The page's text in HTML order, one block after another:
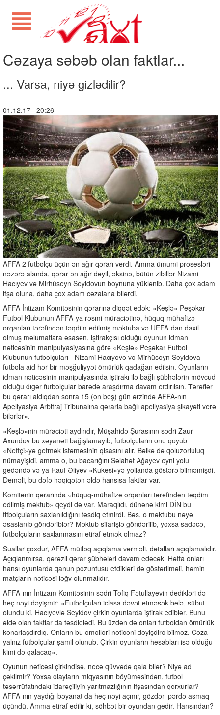
Cəzaya səbəb olan faktlar...
... Varsa, niyə gizlədilir?
01.12.17 20:26
AFFA 2 futbolçu üçün ən ağır qərarı verdi. Amma ümumi prosesləri
nəzərə alanda, qərar ən ağır deyil, əksinə, bütün zibillər Nizami
Hacıyev və Mirhüseyn Seyidovun boynuna yüklənib. Daha çox adam
ifşa oluna, daha çox adam cəzalana bilərdi.
AFFA İntizam Komitəsinin qərarına diqqət edək: «Keşlə» Peşəkar
Futbol Klubunun AFFA-ya rəsmi müraciətinə, hüquq-mühafizə
orqanları tərəfindən təqdim edilmiş məktuba və UEFA-dan daxil
olmuş məlumatlara əsasən, iştirakçısı olduğu oyunun idman
nəticəsinin manipulyasiyasına görə «Keşlə» Peşəkar Futbol
Klubunun futbolçuları - Nizami Hacıyevə və Mirhüseyn Seyidova
futbola aid hər bir məşğuliyyət ömürlük qadağan edilsin. Oyunların
idman nəticəsinin manipulyasında iştirakı ilə bağlı şübhələrin mövcud
olduğu digər futbolçular barədə araşdırma davam etdirilsin. Tərəflər
bu qərarı aldıqdan sonra 15 (on beş) gün ərzində AFFA-nın
Apellyasiya Arbitraj Tribunalına qərarla bağlı apellyasiya şikayəti verə
bilərlər».
«Keşlə»nin müraciəti aydındır, Müşahidə Şurasının sədri Zaur
Axundov bu xəyanəti bağışlamayıb, futbolçuların onu qoyub
«Neftçi»yə getmək istəməsinin qisasını alır. Bəlkə də qoluzorluluq
nümayişidi, amma o, bu bacarığını Səlahət Ağayev eyni yolu
gedəndə və ya Rauf Əliyev «Kukesi»yə yollanda göstərə bilməmişdi.
Deməli, bu dəfə həqiqətən əldə hansısa faktlar var.
Komitənin qərarında «hüquq-mühafizə orqanları tərəfindən təqdim
edilmiş məktub» qeydi də var. Maraqlıdı, dünənə kimi DİN bu
fitbolçuların saxlanıldığını təsdiq etmirdi. Bəs, o məktubu nəyə
əsaslanıb göndəriblər? Məktub sifarişlə göndərilib, yoxsa sadəcə,
futbolçuların saxlanmasını etiraf etmək olmaz?
Suallar çoxdur, AFFA mütləq açıqlama verməli, detalları açıqlamalıdır.
Açıqlanmırsa, qərəzli qərar şübhələri davam edəcək. Hətta onları
hansı oyunlarda qanun pozuntusu etdikləri də göstərilməli, həmin
matçların nəticəsi ləğv olunmalıdır.
AFFA-nın İntizam Komitəsinin sədri Tofiq Fətullayevin dedikləri də
heç nəyi dəyişmir: «Futbolçuları iclasa dəvət etməsək belə, sübut
olundu ki, Hacıyevlə Seyidov çirkin oyunlarda iştirak ediblər. Bunu
əldə olan faktlar da təsdiqlədi. Bu üzdən də onları futboldan ömürlük
kənarlaşdırdıq. Onların bu əməlləri nəticəni dəyişdirə bilməz. Cəza
yalnız futbolçular şamil olunub. Çirkin oyunların hesabları isə olduğu
kimi də qalacaq».
Oyunun nəticəsi çirkindisə, necə qüvvədə qala bilər? Niyə ad
çəkilmir? Yoxsa olayların miqyasının böyüməsindən, futbol
təsərrüfatındakı idarəçiliyin yarıtmazlığının ifşasından qorxurlar?
AFFA-nın yaydığı bəyanat da heç nəyi açmır, gözdən pərdə asmaq
üçündü. Amma etiraf edilir ki, söhbət bir oyundan gedir. Hansından?